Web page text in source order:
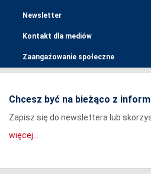
Newsletter
Kontakt dla mediów
Zaangażowanie społeczne
Chcesz być na bieżąco z
Zapisz się do newslettera lub
więcej...